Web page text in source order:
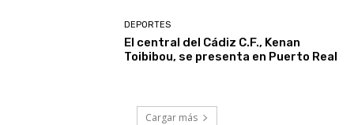
DEPORTES
El central del Cádiz C.F., Kenan
Toibibou, se presenta en Puerto Real
Cargar más